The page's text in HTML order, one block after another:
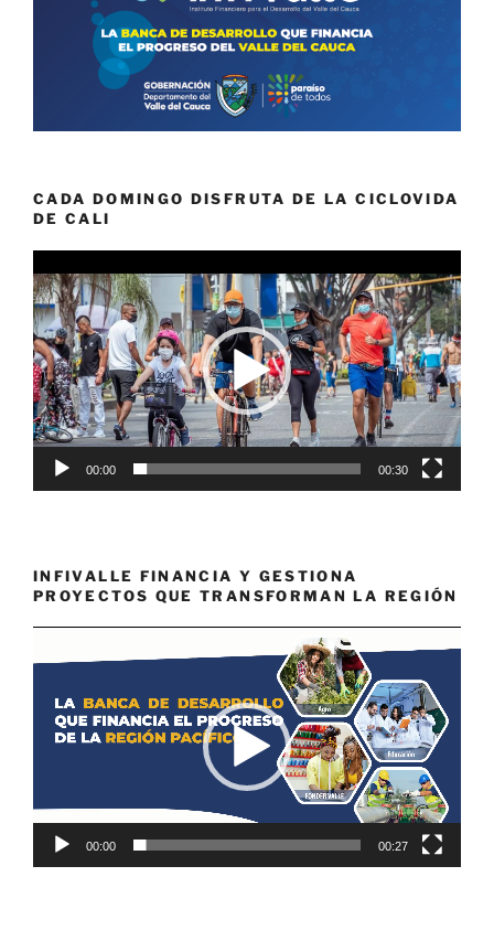
CADA DOMINGO DISFRUTA DE LA CICLOVIDA
DE CALI
de
vídeo
00:00 00:30
INFIVALLE FINANCIA Y GESTIONA
PROYECTOS QUE TRANSFORMAN LA REGIÓN
de
00:00 00:27